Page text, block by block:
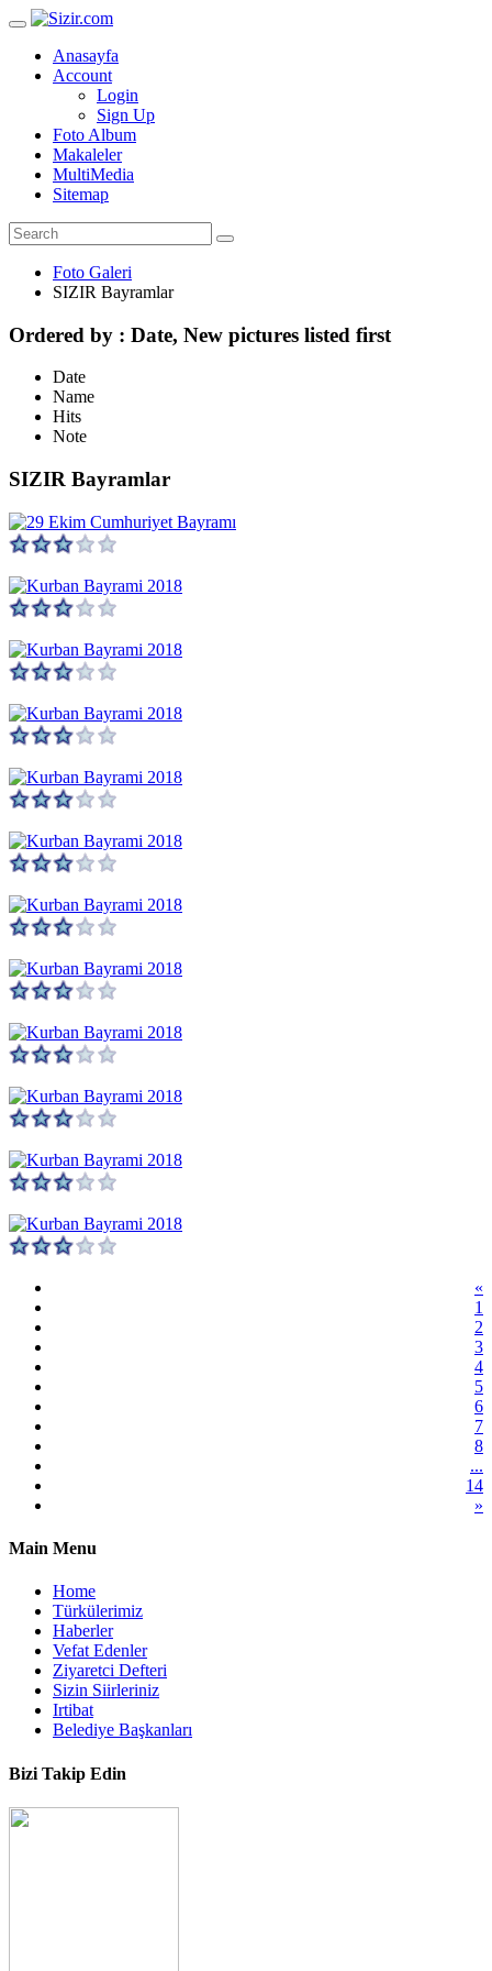
Anasayfa
Account
Login
Sign Up
Foto Album
Makaleler
MultiMedia
Sitemap
Foto Galeri
SIZIR Bayramlar
Ordered by : Date, New pictures listed first
Date
Name
Hits
Note
SIZIR Bayramlar
«
1
2
3
4
5
6
7
8
...
14
»
Main Menu
Home
Türkülerimiz
Haberler
Vefat Edenler
Ziyaretci Defteri
Sizin Siirleriniz
Irtibat
Belediye Başkanları
Bizi Takip Edin